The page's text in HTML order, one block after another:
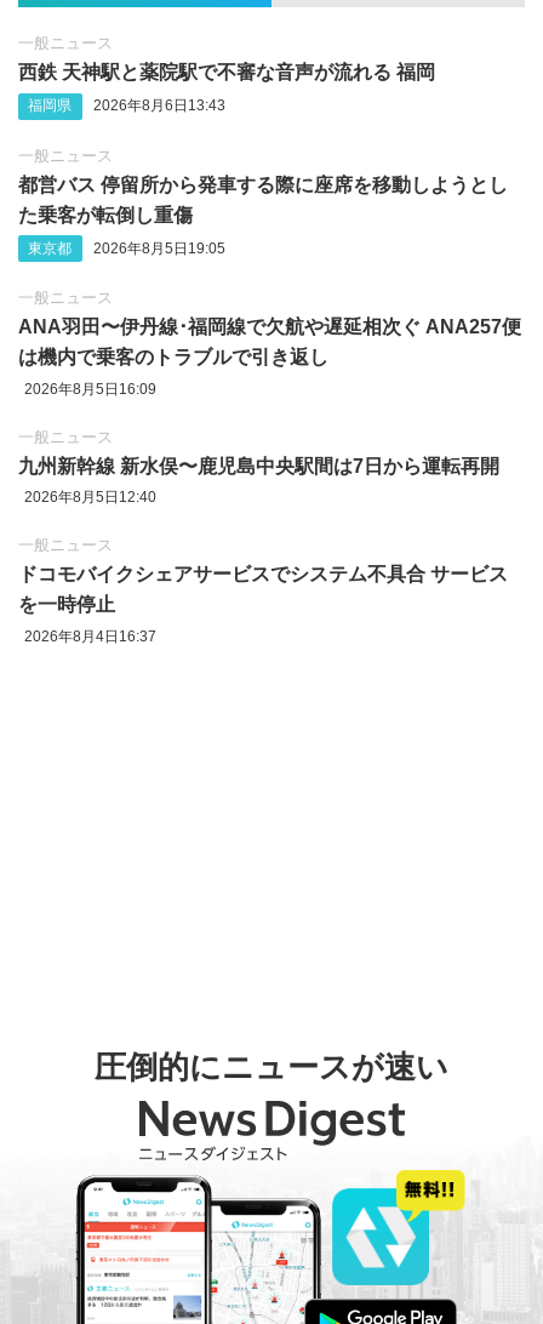
一般ニュース
西鉄 天神駅と薬院駅で不審な音声が流れる 福岡
福岡県 2026年8月6日13:43
一般ニュース
都営バス 停留所から発車する際に座席を移動しようとし
た乗客が転倒し重傷
東京都 2026年8月5日19:05
一般ニュース
ANA羽田〜伊丹線･福岡線で欠航や遅延相次ぐ ANA257便
は機内で乗客のトラブルで引き返し
2026年8月5日16:09
一般ニュース
九州新幹線 新水俣〜鹿児島中央駅間は7日から運転再開
2026年8月5日12:40
一般ニュース
ドコモバイクシェアサービスでシステム不具合 サービス
を一時停止
2026年8月4日16:37
圧倒的にニュースが速い